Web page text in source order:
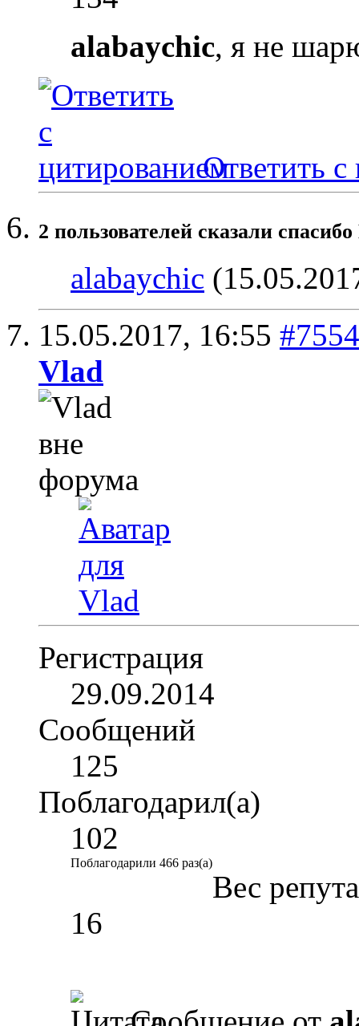
alabaychic, я не
Ответить с
2 пользователей сказали
alabaychic
15.05.2017, 16:55 #7554
Vlad
Регистрация
29.09.2014
Сообщений
125
Поблагодарил(а)
102
Поблагодарили 466 раз(а)
Вес
16